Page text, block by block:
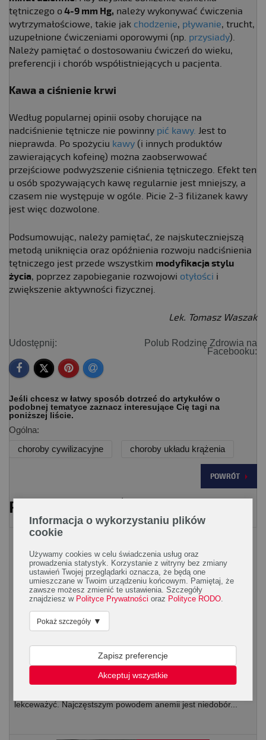
tętniczego o 4-9 mm Hg, należy wykonywać ćwiczenia
wytrzymałościowe, takie jak chodzenie, pływanie, trucht,
uzupełnione ćwiczeniami oporowymi (np. przysiady).
Należy pamiętać o dostosowaniu ćwiczeń do wieku,
preferencji i chorób współistniejących u pacjenta.
Kawa a ciśnienie krwi
Według popularnej opinii osoby chorujące na
nadciśnienie tętnicze nie powinny pić kawy. Jest to
nieprawda. Po spożyciu kawy (i innych produktów
zawierających kofeinę) można zaobserwować
przejściowe podwyższenie ciśnienia tętniczego. Efekt ten
u osób spożywających kawę regularnie jest mniejszy, a
czasem nie występuje w ogóle. Picie 2-3 filiżanek kawy
jest więc dozwolone.
Podsumowując, należy pamiętać, że najskuteczniejszą
metodą uniknięcia oraz opóźnienia rozwoju nadciśnienia
tętniczego jest przede wszystkim modyfikacja stylu
życia, poprzez zapobieganie rozwojowi otyłości i
zwiększenie aktywności fizycznej.
Lek. Tomasz Waszak
Udostępnij:
Polub Rodzinę Zdrowia na
Facebooku:
Jeśli chcesz w łatwy sposób dotrzeć do artykułów o
podobnej tematyce zaznacz interesujące Cię tagi na
poniższej liście.
Ogólna:
choroby cywilizacyjne
choroby układu krążenia
POWRÓT
PRZECZYTAJ RÓWNIEŻ
Co to jest anemia i czy dotyczy tylko osób
z problemami odżywiania
Co to jest anemia? Choroba ta – zwana inaczej
lekceważyć. Najczęstszym powodem anemii jest niedobór...
Informacja o wykorzystaniu plików
cookie
Używamy cookies w celu świadczenia usług oraz
prowadzenia statystyk. Korzystanie z witryny bez zmiany
ustawień Twojej przeglądarki oznacza, że będą one
umieszczane w Twoim urządzeniu końcowym. Pamiętaj, że
zawsze możesz zmienić te ustawienia. Szczegóły
znajdziesz w Polityce Prywatności oraz Polityce RODO.
Pokaż szczegóły ▼
Zapisz preferencje
Akceptuj wszystkie